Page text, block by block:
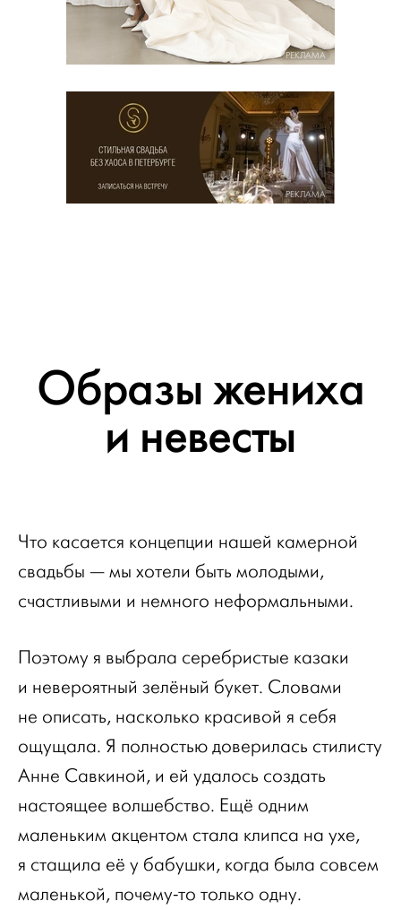
РЕКЛАМА
РЕКЛАМА
Образы жениха
и невесты
Что касается концепции нашей камерной
свадьбы — мы хотели быть молодыми,
счастливыми и немного неформальными.
Поэтому я выбрала серебристые казаки
и невероятный зелёный букет. Словами
не описать, насколько красивой я себя
ощущала. Я полностью доверилась стилисту
Анне Савкиной, и ей удалось создать
настоящее волшебство. Ещё одним
маленьким акцентом стала клипса на ухе,
я стащила её у бабушки, когда была совсем
маленькой, почему-то только одну.